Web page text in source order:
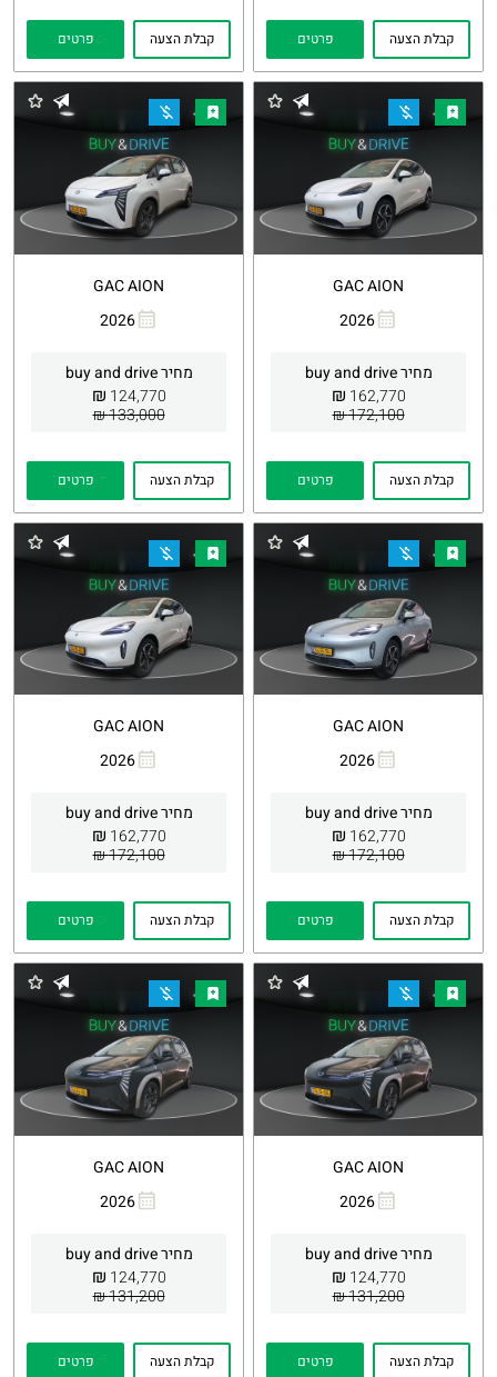
קבלת הצעה פרטים קבלת הצעה פרטים
GAC AION
2026
מחיר buy and drive
162,770
₪
172,100 ₪
Whatsapp
קבלת הצעה פרטים
GAC AION
2026
מחיר buy and drive
124,770
₪
133,000 ₪
Whatsapp
קבלת הצעה פרטים
GAC AION
2026
מחיר buy and drive
162,770
₪
172,100 ₪
Whatsapp
קבלת הצעה פרטים
GAC AION
2026
מחיר buy and drive
162,770
₪
172,100 ₪
Whatsapp
קבלת הצעה פרטים
GAC AION
2026
מחיר buy and drive
124,770
₪
131,200 ₪
Whatsapp
קבלת הצעה פרטים
GAC AION
2026
מחיר buy and drive
124,770
₪
131,200 ₪
Whatsapp
קבלת הצעה פרטים